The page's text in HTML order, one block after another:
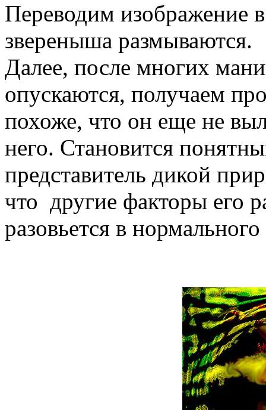
Переводим изображение
звереныша размываются.
Далее, после многих
опускаются, получаем
похоже, что он еще не
него. Становится
представитель дикой
что другие факторы его
разовьется в нормального